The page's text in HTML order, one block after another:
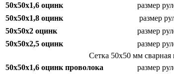
50х50х1,6 оцинк
размер
50х50х1,8 оцинк
размер
50х50х2 оцинк
размер
50х50х2,5 оцинк
размер
Сетка 50х50 мм
50х50х1,6 оцинк проволока
размер